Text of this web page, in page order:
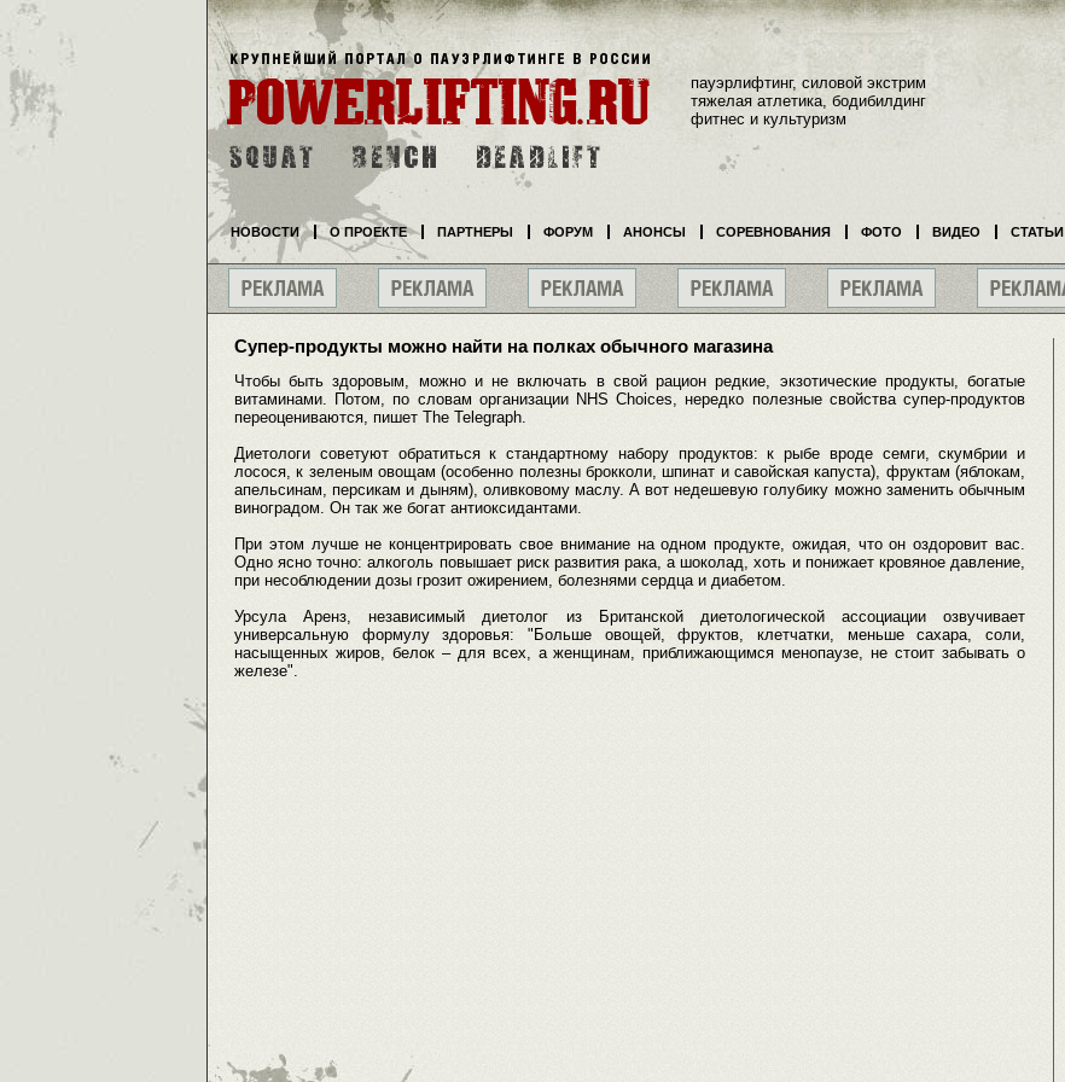
Супер-продукты можно найти на полках обычного магазина
Чтобы быть здоровым, можно и не включать в свой рацион редкие, экзотические продукты, богатые
витаминами. Потом, по словам организации NHS Choices, нередко полезные свойства супер-продуктов
переоцениваются, пишет The Telegraph.
Диетологи советуют обратиться к стандартному набору продуктов: к рыбе вроде семги, скумбрии и
лосося, к зеленым овощам (особенно полезны брокколи, шпинат и савойская капуста), фруктам (яблокам,
апельсинам, персикам и дыням), оливковому маслу. А вот недешевую голубику можно заменить обычным
виноградом. Он так же богат антиоксидантами.
При этом лучше не концентрировать свое внимание на одном продукте, ожидая, что он оздоровит вас.
Одно ясно точно: алкоголь повышает риск развития рака, а шоколад, хоть и понижает кровяное давление,
при несоблюдении дозы грозит ожирением, болезнями сердца и диабетом.
Урсула Аренз, независимый диетолог из Британской диетологической ассоциации озвучивает
универсальную формулу здоровья: "Больше овощей, фруктов, клетчатки, меньше сахара, соли,
насыщенных жиров, белок – для всех, а женщинам, приближающимся менопаузе, не стоит забывать о
железе".
пауэрлифтинг, силовой экстрим
тяжелая атлетика, бодибилдинг
фитнес и культуризм
НОВОСТИ О ПРОЕКТЕ ПАРТНЕРЫ ФОРУМ АНОНСЫ СОРЕВНОВАНИЯ ФОТО ВИДЕО СТАТЬИ